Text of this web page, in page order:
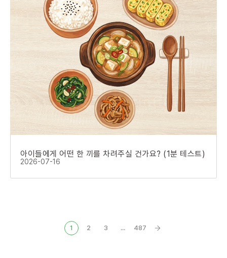
아이들에게 어떤 한 끼를 차려주실 건가요? (1분 테스트)
2026-07-16
1 2 3 ... 487